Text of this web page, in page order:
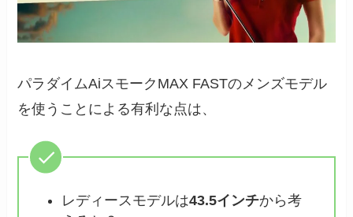
パラダイムAiスモークMAX FASTのメンズモデル
を使うことによる有利な点は、
レディースモデルは43.5インチから考